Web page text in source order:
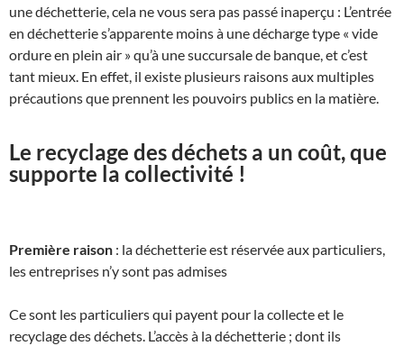
une déchetterie, cela ne vous sera pas passé inaperçu : L’entrée
en déchetterie s’apparente moins à une décharge type « vide
ordure en plein air » qu’à une succursale de banque, et c’est
tant mieux. En effet, il existe plusieurs raisons aux multiples
précautions que prennent les pouvoirs publics en la matière.
Le recyclage des déchets a un coût, que
supporte la collectivité !
Première raison : la déchetterie est réservée aux particuliers,
les entreprises n’y sont pas admises
Ce sont les particuliers qui payent pour la collecte et le
recyclage des déchets. L’accès à la déchetterie ; dont ils